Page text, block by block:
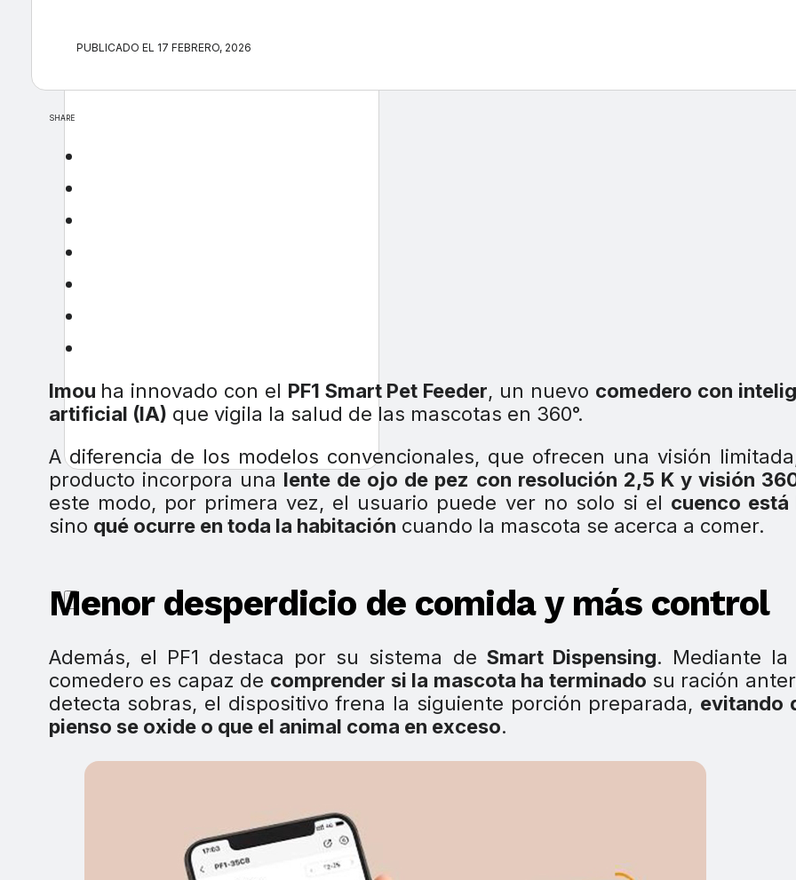
PUBLICADO EL 17 FEBRERO, 2026
SHARE
Imou ha innovado con el PF1 Smart Pet Feeder, un nuevo comedero con
artificial (IA) que vigila la salud de las mascotas en 360°.
A diferencia de los modelos convencionales, que ofrecen una visión
producto incorpora una lente de ojo de pez con resolución 2,5 K y visión
este modo, por primera vez, el usuario puede ver no solo si el cuenco está
sino qué ocurre en toda la habitación cuando la mascota se acerca a comer.
Menor desperdicio de comida y más control
Además, el PF1 destaca por su sistema de Smart Dispensing. Mediante la
comedero es capaz de comprender si la mascota ha terminado su ración
detecta sobras, el dispositivo frena la siguiente porción preparada, evitando
pienso se oxide o que el animal coma en exceso.